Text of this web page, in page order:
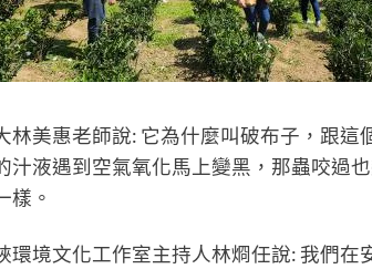
林美惠老師說: 它為什麼叫破布子，跟這
汁液遇到空氣氧化馬上變黑，那蟲咬過
樣。
環境文化工作室主持人林烱任說: 我們在